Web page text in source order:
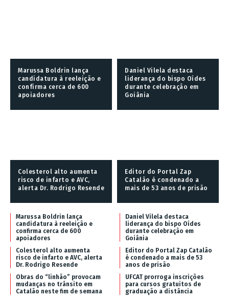
Marussa Boldrin lança
candidatura à reeleição e
confirma cerca de 600
apoiadores
Daniel Vilela destaca
liderança do bispo Oídes
durante celebração em
Goiânia
Colesterol alto aumenta
risco de infarto e AVC,
alerta Dr. Rodrigo Resende
Editor do Portal Zap
Catalão é condenado a
mais de 53 anos de prisão
Marussa Boldrin lança
candidatura à reeleição e
confirma cerca de 600
apoiadores
Daniel Vilela destaca
liderança do bispo Oídes
durante celebração em
Goiânia
Colesterol alto aumenta
risco de infarto e AVC, alerta
Dr. Rodrigo Resende
Editor do Portal Zap Catalão
é condenado a mais de 53
anos de prisão
Obras do “linhão” provocam
mudanças no trânsito em
Catalão neste fim de semana
UFCAT prorroga inscrições
para cursos gratuitos de
graduação a distância